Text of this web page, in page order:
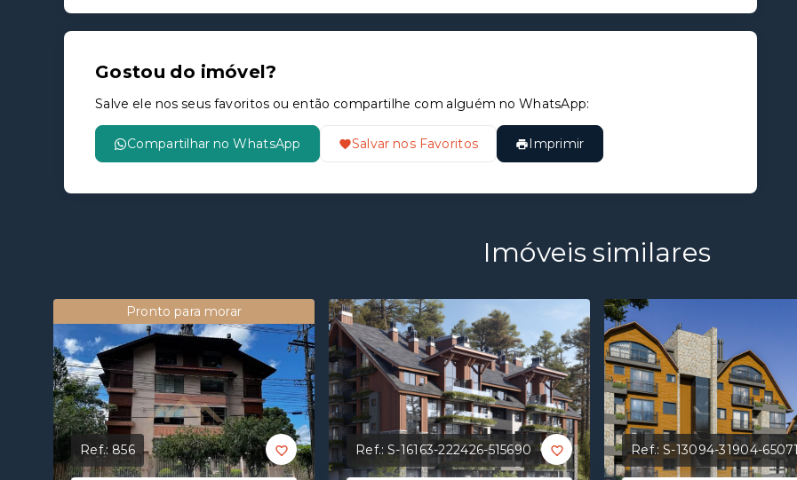
Gostou do imóvel?
Salve ele nos seus favoritos ou então compartilhe com alguém no WhatsApp:
Compartilhar no WhatsApp Salvar nos Favoritos Imprimir
Imóveis similares
Pronto para morar
Ref.: 856 Ref.:S-16163-222426-515690 Ref.:S-13094-31904-65071